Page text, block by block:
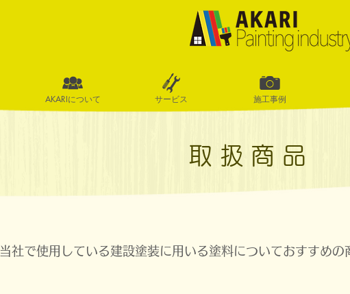
AKARIについて サービス 施工事例
取扱商品
当社で使用している建設塗装に用いる塗料についておすすめの